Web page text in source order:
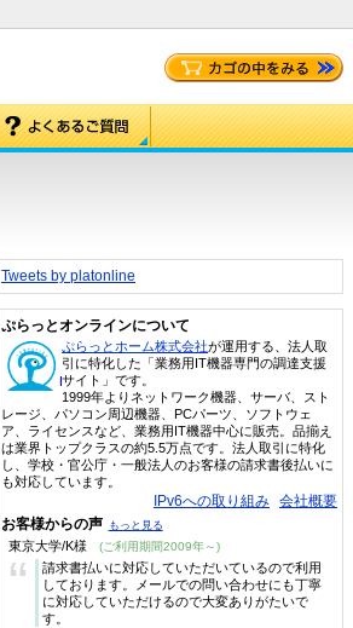
Tweets by platonline
ぷらっとオンラインについて
ぷらっとホーム株式会社が運用する、法人取
引に特化した「業務用IT機器専門の調達支援
サイト」です。
1999年よりネットワーク機器、サーバ、スト
レージ、パソコン周辺機器、PCパーツ、ソフトウェ
ア、ライセンスなど、業務用IT機器中心に販売。品揃え
は業界トップクラスの約5.5万点です。法人取引に特化
し、学校・官公庁・一般法人のお客様の請求書後払いに
も対応しています。
IPv6への取り組み 会社概要
お客様からの声 もっと見る
東京大学/K様 (ご利用期間2009年～)
“
請求書払いに対応していただいているので利用
しております。メールでの問い合わせにも丁寧
に対応していただけるので大変ありがたいで
す。